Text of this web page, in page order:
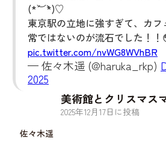
(*´︶`*)♡
東京駅の立地に強すぎて、カ
常ではないのが流石でした！！
pic.twitter.com/nvWG8WVhBR
— 佐々木遥 (@haruka_rkp)
2025
佐々木遥
美術館とクリスマス
2025年12月 17日に投稿